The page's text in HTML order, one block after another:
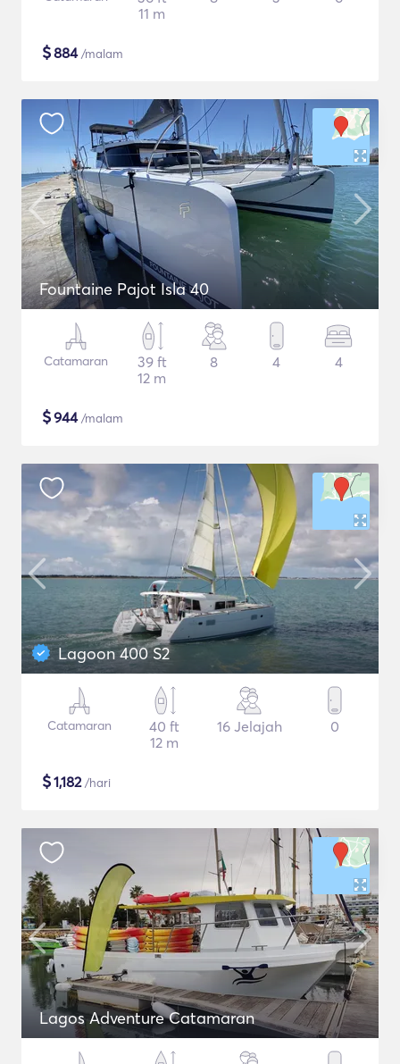
11 m
$884/malam
Fountaine Pajot Isla 40
Catamaran
39 ft
12 m
8 4 4
$944/malam
Lagoon 400 S2
Catamaran
40 ft
12 m
16 Jelajah 0
$1,182/hari
Lagos Adventure Catamaran